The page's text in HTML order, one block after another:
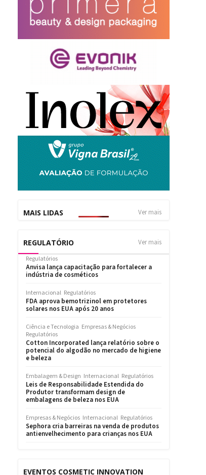
MAIS LIDAS Ver mais
REGULATÓRIO Ver mais
Regulatórios
Anvisa lança capacitação para fortalecer a
indústria de cosméticos
Internacional Regulatórios
FDA aprova bemotrizinol em protetores
solares nos EUA após 20 anos
Ciência e Tecnologia Empresas & Negócios
Regulatórios
Cotton Incorporated lança relatório sobre o
potencial do algodão no mercado de higiene
e beleza
Embalagem & Design Internacional Regulatórios
Leis de Responsabilidade Estendida do
Produtor transformam design de
embalagens de beleza nos EUA
Empresas & Negócios Internacional Regulatórios
Sephora cria barreiras na venda de produtos
antienvelhecimento para crianças nos EUA
EVENTOS COSMETIC INNOVATION